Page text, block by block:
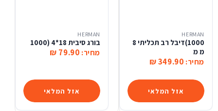
אזל המלאי
HERMAN
1000)דיבל רב תכליתי 8
מ מ
מחיר: 349.90 ₪
אזל המלאי
HERMAN
בורג סיבית 18*4 (1000
מחיר: 79.90 ₪